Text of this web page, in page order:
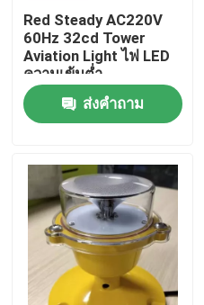
ควบคุมคุณภาพ
ติดต่อเรา
ขอใบเสนอราคา
แสงสิ่งกีดขวางการบิน
ไฟอุดตันพลังงานแสงอาทิตย์
แสงสิ่งกีดขวางเครื่องบิน
Red Steady AC220V
60Hz 32cd Tower
Aviation Light ไฟ LED
ความเข้มต่ำ
ส่งคำถาม